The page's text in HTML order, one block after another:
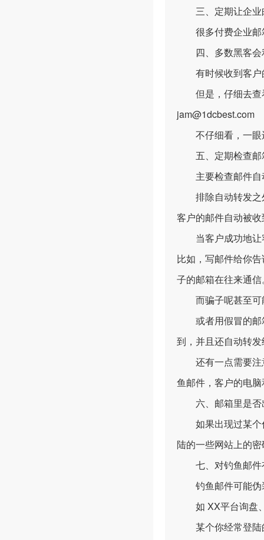
三、定期让企业
很多付费企业邮
四、多数黑客会
有时候收到客户
但是，仔细去查
jam@1dcbest.com
不仔细看，一眼
五、定期检查邮
主要检查邮件自
排除自动转发之
客户的邮件自动被
当客户成功地让
比如，写邮件给你
子的邮箱在往来通信
而骗子呢甚至可
或者用假冒的邮
到，并且还自动转
还有一点需要注
鱼邮件，客户的电
六、邮箱里是否
如果出现过某个
陆的一些网站上的
七、对钓鱼邮件
钓鱼邮件可能伪
如 XX平台询盘
某个你经常登陆